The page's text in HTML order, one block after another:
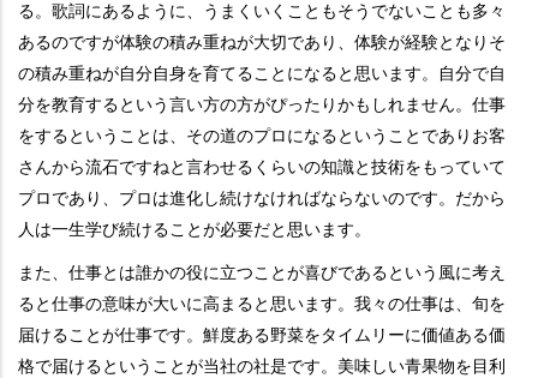
る。歌詞にあるように、うまくいくこともそうでないことも多々
あるのですが体験の積み重ねが大切であり、体験が経験となりそ
の積み重ねが自分自身を育てることになると思います。自分で自
分を教育するという言い方の方がぴったりかもしれません。仕事
をするということは、その道のプロになるということでありお客
さんから流石ですねと言わせるくらいの知識と技術をもっていて
プロであり、プロは進化し続けなければならないのです。だから
人は一生学び続けることが必要だと思います。
また、仕事とは誰かの役に立つことが喜びであるという風に考え
ると仕事の意味が大いに高まると思います。我々の仕事は、旬を
届けることが仕事です。鮮度ある野菜をタイムリーに価値ある価
格で届けるということが当社の社是です。美味しい青果物を目利